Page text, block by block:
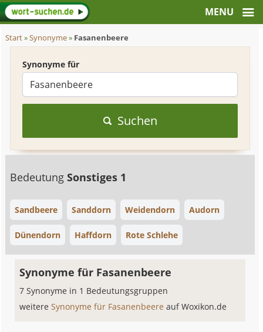
Start»Synonyme» Fasanenbeere
Synonyme für
Suchen
BedeutungSonstiges 1
Sandbeere Sanddorn Weidendorn Audorn
Dünendorn Haffdorn Rote Schlehe
Synonyme für Fasanenbeere
7 Synonyme in 1 Bedeutungsgruppen
weitereSynonyme für Fasanenbeereauf Woxikon.de